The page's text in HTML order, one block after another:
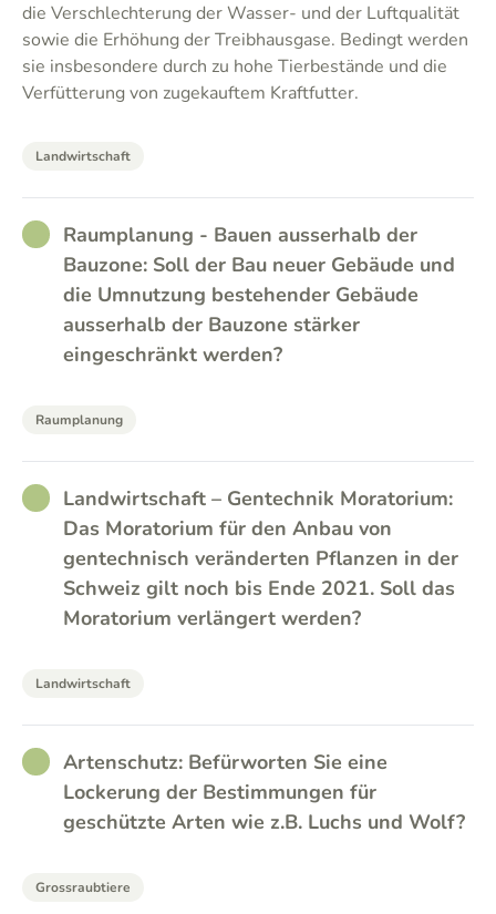
die Verschlechterung der Wasser- und der Luftqualität
sowie die Erhöhung der Treibhausgase. Bedingt werden
sie insbesondere durch zu hohe Tierbestände und die
Verfütterung von zugekauftem Kraftfutter.
Landwirtschaft
RATHER_GOOD
Raumplanung - Bauen ausserhalb der
Bauzone: Soll der Bau neuer Gebäude und
die Umnutzung bestehender Gebäude
ausserhalb der Bauzone stärker
eingeschränkt werden?
Raumplanung
RATHER_GOOD
Landwirtschaft – Gentechnik Moratorium:
Das Moratorium für den Anbau von
gentechnisch veränderten Pflanzen in der
Schweiz gilt noch bis Ende 2021. Soll das
Moratorium verlängert werden?
Landwirtschaft
RATHER_GOOD
Artenschutz: Befürworten Sie eine
Lockerung der Bestimmungen für
geschützte Arten wie z.B. Luchs und Wolf?
Grossraubtiere